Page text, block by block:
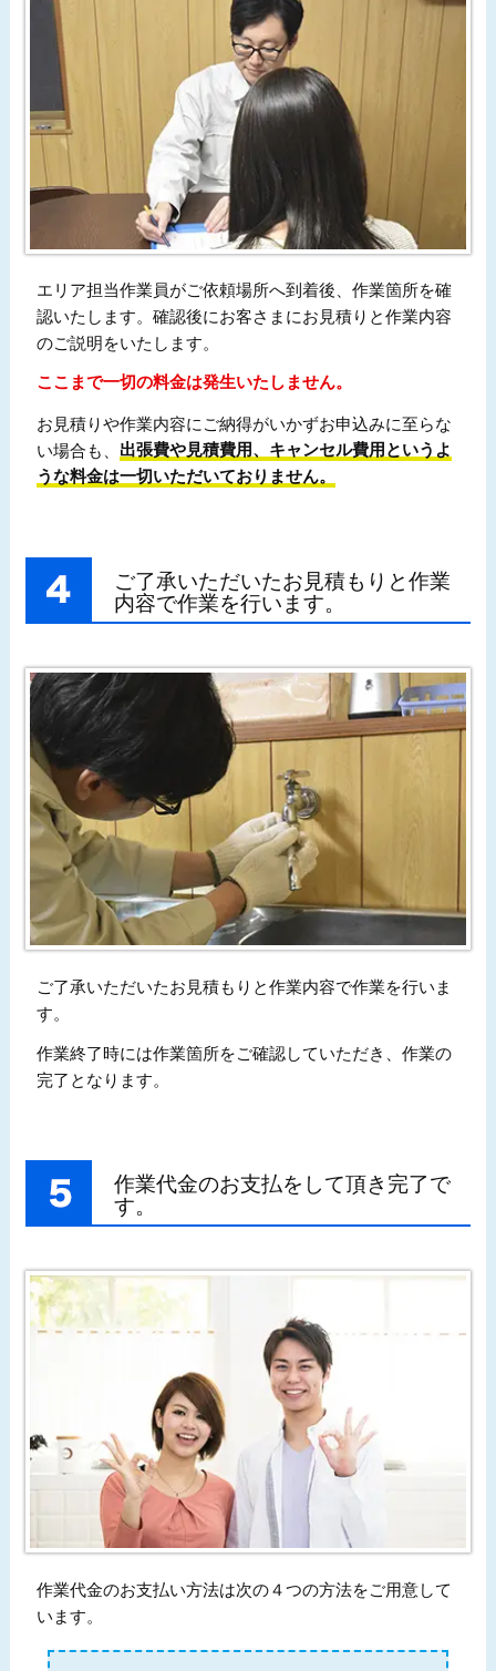
エリア担当作業員がご依頼場所へ到着後、作業箇所を確
認いたします。確認後にお客さまにお見積りと作業内容
のご説明をいたします。
ここまで一切の料金は発生いたしません。
お見積りや作業内容にご納得がいかずお申込みに至らな
い場合も、 出張費や見積費用、キャンセル費用というよ
うな料金は一切いただいておりません。
ご了承いただいたお見積もりと作業
内容で作業を行います。
ご了承いただいたお見積もりと作業内容で作業を行いま
す。
作業終了時には作業箇所をご確認していただき、作業の
完了となります。
作業代金のお支払をして頂き完了で
す。
作業代金のお支払い方法は次の４つの方法をご用意して
います。